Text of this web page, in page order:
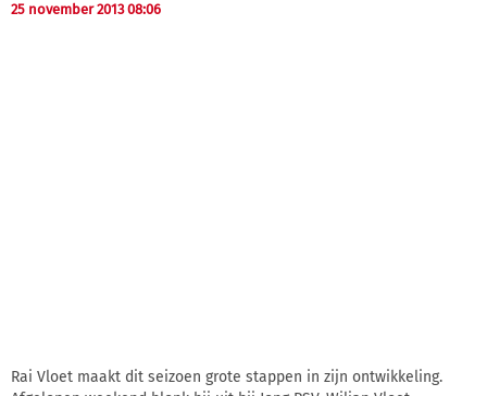
25 november 2013 08:06
Rai Vloet maakt dit seizoen grote stappen in zijn ontwikkeling.